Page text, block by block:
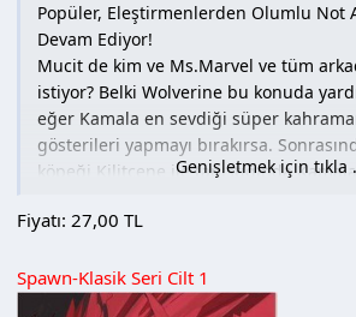
Popüler, Eleştirmenlerden Olumlu Not
Devam Ediyor!
Mucit de kim ve Ms.Marvel ve tüm
istiyor? Belki Wolverine bu konuda
eğer Kamala en sevdiği süper
gösterileri yapmayı bırakırsa.
köpeği Kilitçene ile tanıştığında
birlikte olmasının gerçek nedeni ne?
tehdit ediyor. Etrafa daha fazla zarar
manyak kötü adamı durdurmak
Genişletmek için tıkla
Fiyatı: 27,00 TL
Spawn-Klasik Seri Cilt 1